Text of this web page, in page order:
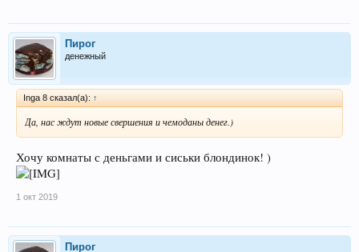
Пирог
денежный
Inga 8 сказал(а): ↑
Да, нас ждут новые свершения и чемоданы денег.)
Хочу комнаты с деньгами и сиськи блондинок! )
1 окт 2019
Пирог